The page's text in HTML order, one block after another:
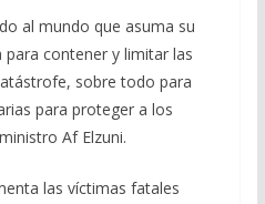
al mundo que asuma su
contener y limitar las
sobre todo para
para proteger a los
Af Elzuni.
las víctimas fatales